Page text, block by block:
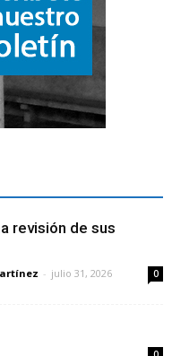
revisión de sus
- julio 31, 2026 0